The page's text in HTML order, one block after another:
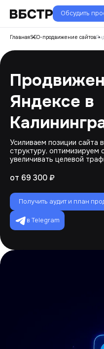
Обсудить
ГлавнаяSEO-продвижение сайтов
Яндексе в
Усиливаем позиции сайта
структуру, оптимизируем
увеличивать целевой
от 69 300 ₽
Получить аудит и план
в Telegram